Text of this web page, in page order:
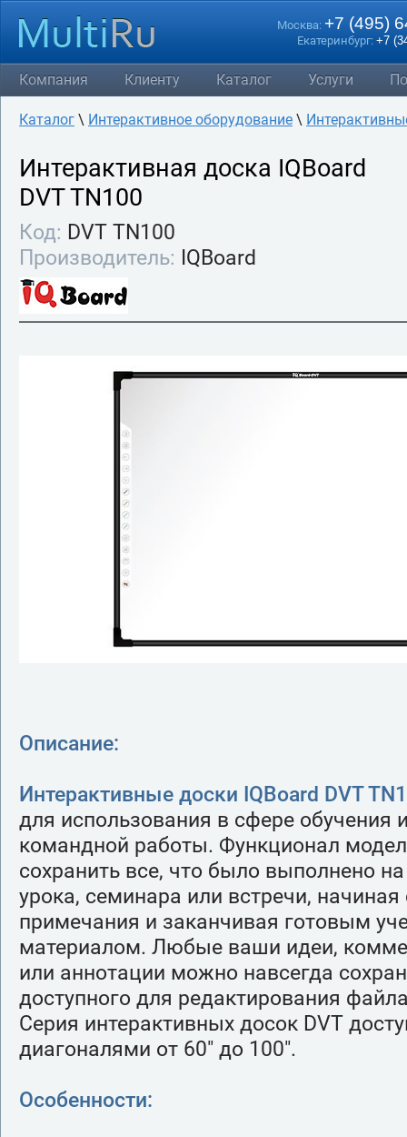
Москва: +7 (495)
Екатеринбург: +7
Компания Клиенту Каталог Услуги
Каталог \ Интерактивное оборудование \
Интерактивная доска IQBoard
DVT TN100
Код: DVT TN100
Производитель: IQBoard
Описание:
Интерактивные доски IQBoard DVT
для использования в сфере обучения
командной работы. Функционал
сохранить все, что было выполнено
урока, семинара или встречи, начиная
примечания и заканчивая готовым
материалом. Любые ваши идеи,
или аннотации можно навсегда
доступного для редактирования
Серия интерактивных досок DVT
диагоналями от 60" до 100".
Особенности: